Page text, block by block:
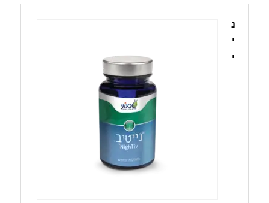
נ
י
י